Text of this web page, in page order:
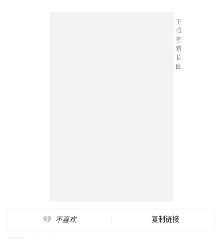
下
拉
查
看
长
图
不喜欢 复制链接